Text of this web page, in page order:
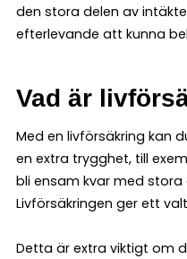
den stora delen av
efterlevande att kunna
Vad är
Med en livförsäkring kan
en extra trygghet, till
bli ensam kvar med
Livförsäkringen ger ett
Detta är extra viktigt om